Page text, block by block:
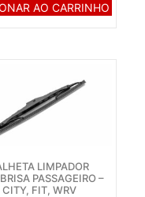
AO CARRINHO
LIMPADOR
PASSAGEIRO –
CITY, FIT, WRV